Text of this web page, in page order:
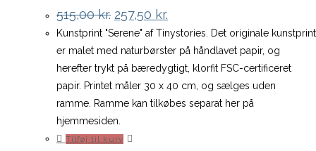
515,00kr. Den
oprindelige
pris
var:
515,00 kr..
257,50 kr.
aktuelle
pris
er:
257,50 kr..
Kunstprint "Serene" af Tinystories. Det originale kunstprint
er malet med naturbørster på håndlavet papir, og
herefter trykt på bæredygtigt, klorfit FSC-certificeret
papir. Printet måler 30 x 40 cm, og sælges uden
ramme. Ramme kan tilkøbes separat her på
hjemmesiden.
Tilføj til kurv